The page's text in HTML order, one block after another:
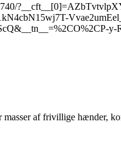
y-
masser af frivillige hænder,